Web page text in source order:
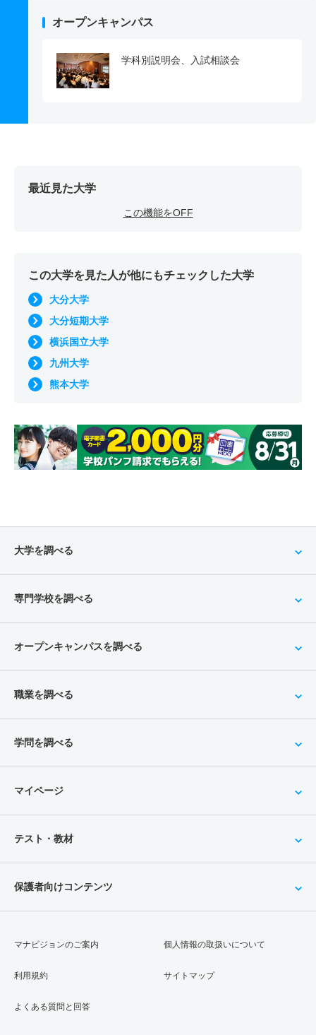
オープンキャンパス
学科別説明会、入試相談会
最近見た大学
この機能をOFF
この大学を見た人が他にもチェックした大学
大分大学
大分短期大学
横浜国立大学
九州大学
熊本大学
大学を調べる
専門学校を調べる
オープンキャンパスを調べる
職業を調べる
学問を調べる
マイページ
テスト・教材
保護者向けコンテンツ
マナビジョンのご案内
利用規約
よくある質問と回答
個人情報の取扱いについて
サイトマップ